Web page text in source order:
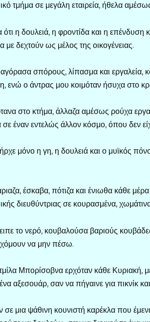
τμήμα σε μεγάλη εταιρεία, ήθελα
ότι η δουλειά, η φροντίδα και η
με δεχτούν ως μέλος της οικογένειας.
αγόρασα σπόρους, λίπασμα και
ενώ ο άντρας μου κοιμόταν ήσυχα στο
στο κτήμα, άλλαζα αμέσως ρούχα
σε έναν εντελώς άλλον κόσμο, όπου δεν
μόνο η γη, η δουλειά και ο μυϊκός
έσκαβα, πότιζα και ένιωθα κάθε
διευθύντριας σε κουρασμένα,
το νερό, κουβαλούσα βαριούς
να μην πέσω.
Μπορίσοβνα ερχόταν κάθε Κυριακή,
αξεσουάρ, σαν να πήγαινε για πικνίκ
σε μια ψάθινη κουνιστή καρέκλα που